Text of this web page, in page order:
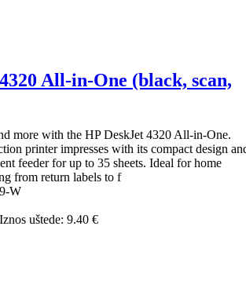
All-in-One (black, scan,
more with the HP DeskJet 4320 All-in-One.
printer impresses with its compact design
feeder for up to 35 sheets. Ideal for home
from return labels to f
W
Iznos uštede: 9.40 €